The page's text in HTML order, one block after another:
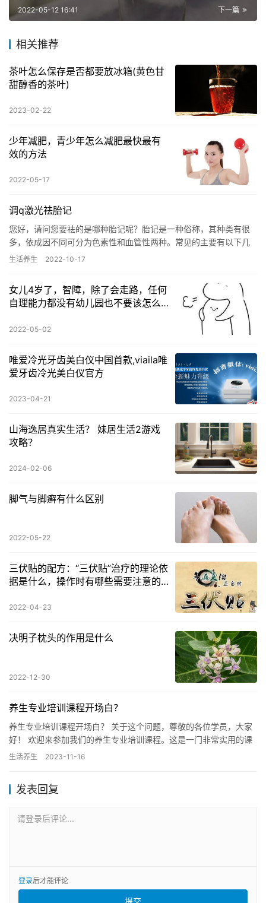
下一篇
2022-05-12 16:41
相关推荐
茶叶怎么保存是否都要放冰箱(黄色甘
甜醇香的茶叶)
2023-02-22
少年减肥，青少年怎么减肥最快最有
效的方法
2022-05-17
调q激光祛胎记
您好，请问您要祛的是哪种胎记呢？胎记是一种俗称，其种类有很
多，依成因不同可分为色素性和血管性两种。常见的主要有以下几
种，如血管瘤、鲜红斑痣、咖啡斑、颧骨母斑、太田痣等。 这些胎
生活养生 2022-10-17
女儿4岁了，智障，除了会走路，任何
自理能力都没有幼儿园也不要该怎么
2022-05-02
唯爱冷光牙齿美白仪中国首款,viaila唯
爱牙齿冷光美白仪官方
2023-04-21
山海逸居真实生活？ 妹居生活2游戏
攻略？
2024-02-06
脚气与脚癣有什么区别
2022-05-22
三伏贴的配方：“三伏贴”治疗的理论依
据是什么，操作时有哪些需要注意的
2022-04-23
决明子枕头的作用是什么
2022-12-30
养生专业培训课程开场白？
养生专业培训课程开场白？ 关于这个问题，尊敬的各位学员，大家
好！ 欢迎来参加我们的养生专业培训课程。这是一门非常实用的课
程，能够帮助你们掌握养生的基本理念和技巧，让你们能够更好地
生活养生 2023-11-16
发表回复
请登录后评论...
登录后才能评论
提交